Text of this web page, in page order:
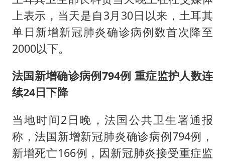
上表示，当天是自3月30日以来，土耳其
单日新增新冠肺炎确诊病例数首次降至
2000以下。
法国新增确诊病例794例 重症监护人数连
续24日下降
当地时间2日晚，法国公共卫生署通报
称，法国新增新冠肺炎确诊病例794例，
新增死亡166例，因新冠肺炎接受重症监